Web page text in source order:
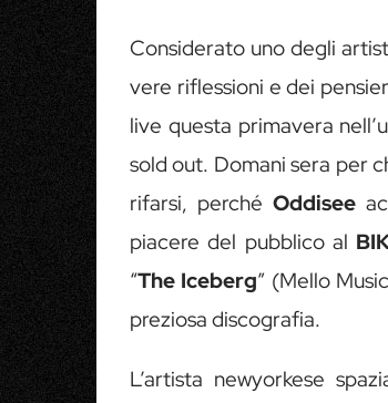
Considerato uno degli
vere riflessioni e dei
live questa primavera
sold out. Domani sera per
rifarsi, perché Oddisee
piacere del pubblico al
“The Iceberg” (Mello
preziosa discografia.
L’artista newyorkese